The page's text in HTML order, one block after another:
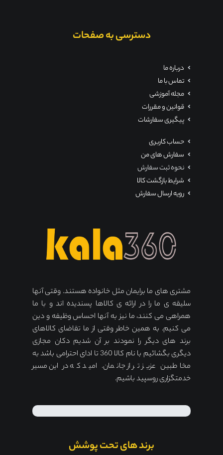
دسترسی به صفحات
درباره ما
تماس با ما
مجله آموزشی
قوانین و مقررات
پیگیری سفارشات
حساب کاربری
سفارش های من
نحوه ثبت سفارش
شرایط بازگشت کالا
رویه ارسال سفارش
مشتری های ما برایمان مثل خانواده هستند. وقتی آنها
سلیقه ی ما را در ارائه ی کالاها پسندیده اند و با ما
همراهی می کنند، ما نیز به آنها احساس وظیفه و دین
می کنیم. به همین خاطر وقتی از ما تقاضای کالاهای
برند های دیگر را نمودند بر آن شدیم دکان مجازی
دیگری بگشائیم با نام کالا 360 تا ادای احترامی باشد به
مخاطبین عزیز تر از جانمان. امید که در این مسیر
خدمتگزاری روسپید باشیم.
برند های تحت پوشش